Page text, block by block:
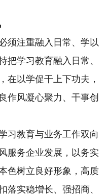
注重融入日常、学以
把学习教育融入日常、
在以学促干上下功夫，
作风凝心聚力、干事创
教育与业务工作双向
服务企业发展，以务实
色树立良好形象，高质
落实稳增长、强招商、